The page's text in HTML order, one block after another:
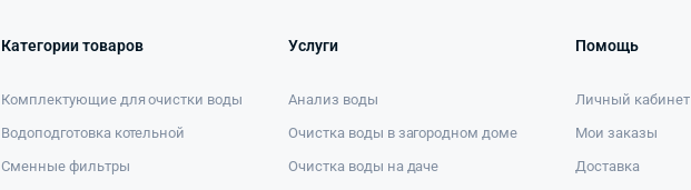
Категории товаров
Комплектующие для очистки воды
Водоподготовка котельной
Сменные фильтры
Услуги
Анализ воды
Очистка воды в загородном доме
Очистка воды на даче
Помощь
Личный кабинет
Мои заказы
Доставка